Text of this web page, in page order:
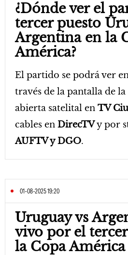
¿Dónde ver el
tercer puesto
Argentina en la
América?
El partido se podrá ver
través de la pantalla de
abierta satelital en TV
cables en DirecTVy por
AUFTV y DGO.
01-08-2025 19:20
Uruguay vs
vivo por el
la Copa